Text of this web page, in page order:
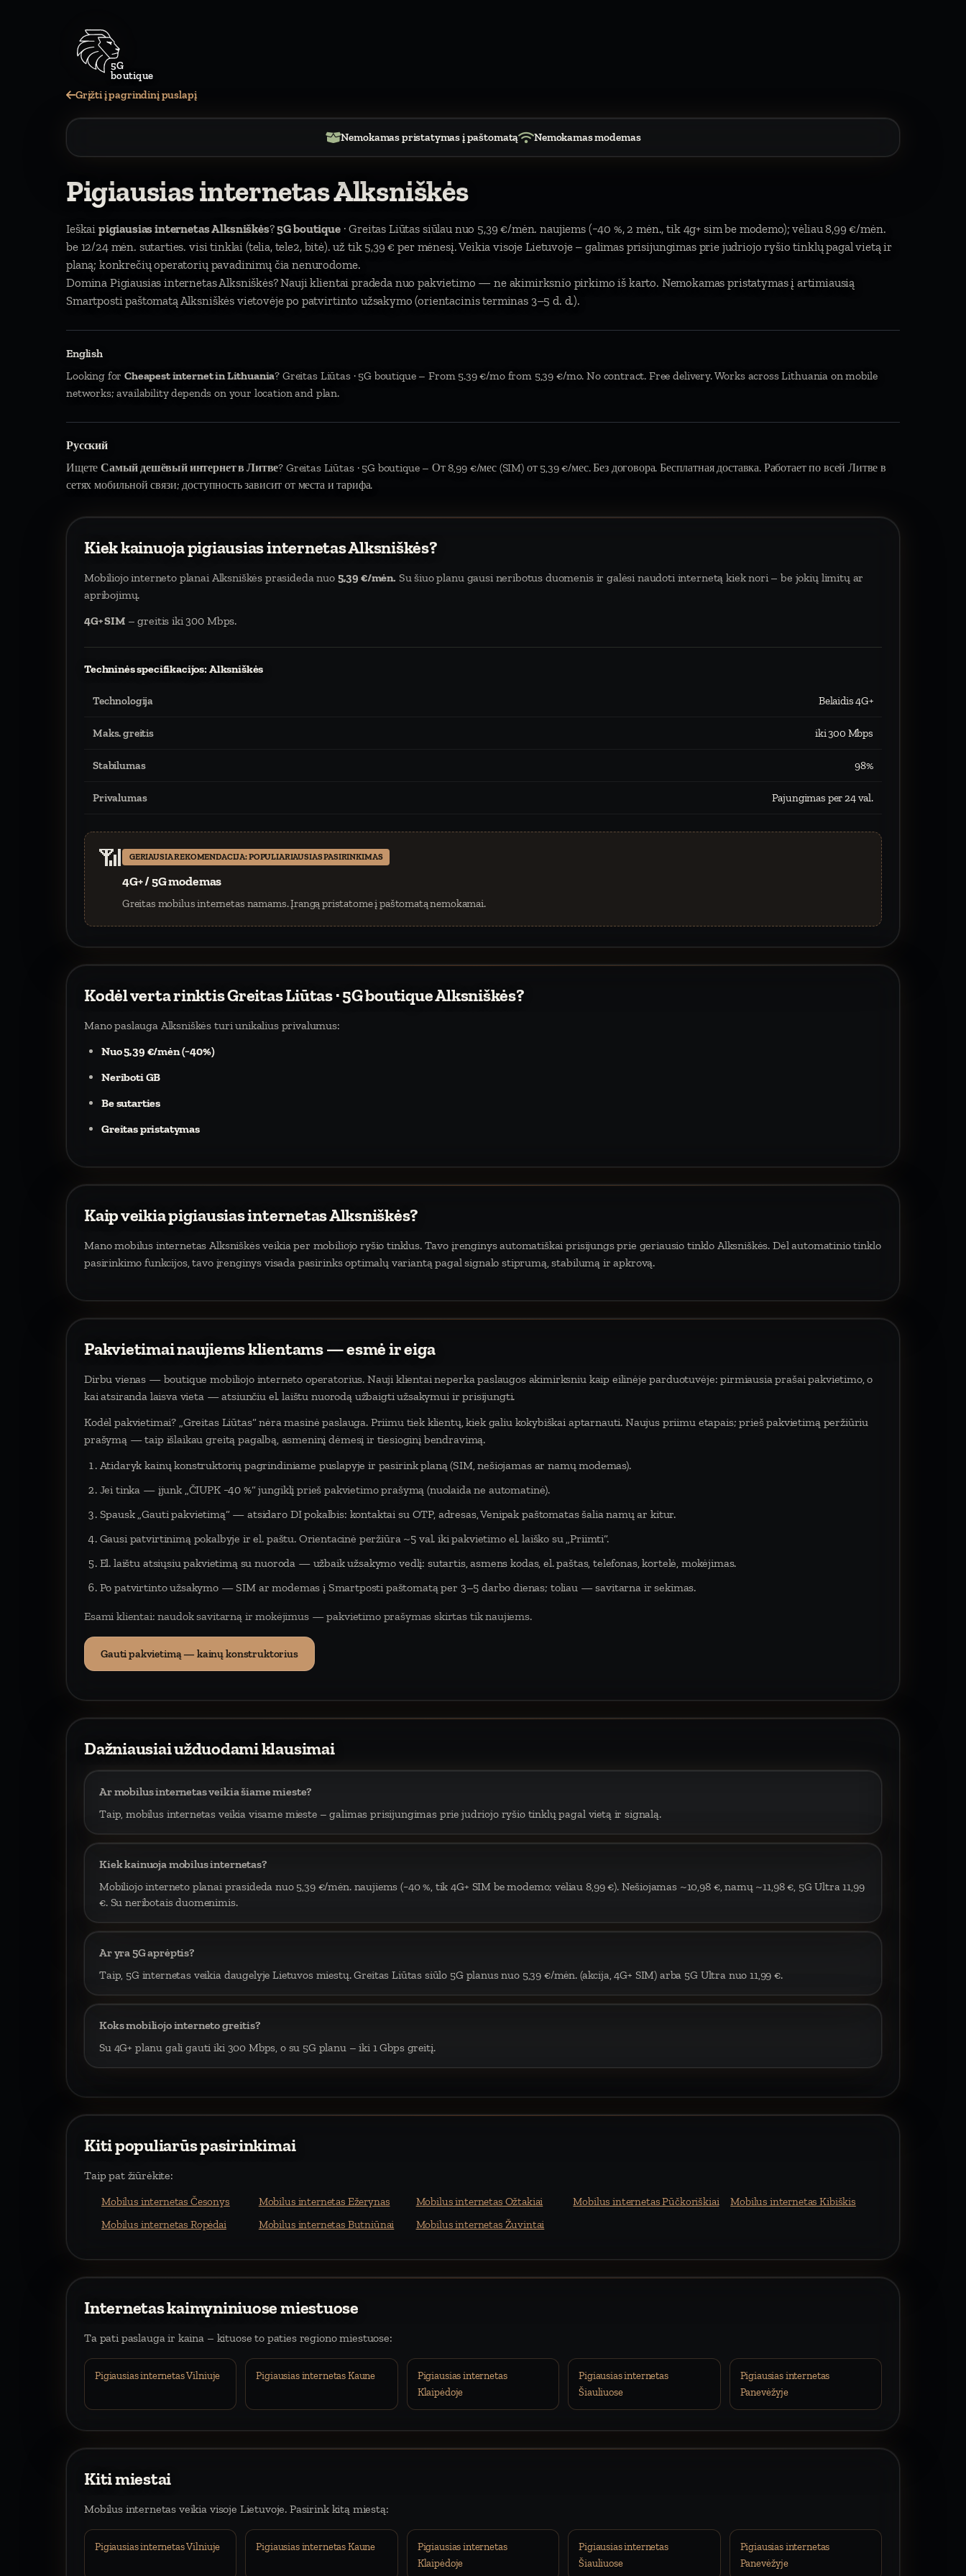
5G
boutique
Grįžti į pagrindinį puslapį
Nemokamas pristatymas į paštomatą Nemokamas modemas
Pigiausias internetas Alksniškės
Ieškai pigiausias internetas Alksniškės?5G boutique· Greitas Liūtas siūlau nuo 5,39 €/mėn. naujiems (−40 %, 2 mėn., tik 4g+ sim be modemo); vėliau 8,99 €/mėn.
be 12/24 mėn. sutarties. visi tinklai (telia, tele2, bitė). už tik 5,39 € per mėnesį. Veikia visoje Lietuvoje – galimas prisijungimas prie judriojo ryšio tinklų pagal vietą ir
planą; konkrečių operatorių pavadinimų čia nenurodome.
Domina Pigiausias internetas Alksniškės? Nauji klientai pradeda nuo pakvietimo — ne akimirksnio pirkimo iš karto. Nemokamas pristatymas į artimiausią
Smartposti paštomatą Alksniškės vietovėje po patvirtinto užsakymo (orientacinis terminas 3–5 d. d.).
English
Looking forCheapest internet in Lithuania? Greitas Liūtas · 5G boutique – From 5.39 €/mo from 5,39 €/mo. No contract. Free delivery. Works across Lithuania on mobile
networks; availability depends on your location and plan.
Русский
ИщетеСамый дешёвый интернет в Литве? Greitas Liūtas · 5G boutique – От 8,99 €/мес (SIM) от 5,39 €/мес. Без договора. Бесплатная доставка. Работает по всей Литве в
сетях мобильной связи; доступность зависит от места и тарифа.
Kiek kainuoja pigiausias internetas Alksniškės?
Mobiliojo interneto planai Alksniškės prasideda nuo 5,39 €/mėn. Su šiuo planu gausi neribotus duomenis ir galėsi naudoti internetą kiek nori – be jokių limitų ar
apribojimų.
4G+ SIM– greitis iki 300 Mbps.
Techninės specifikacijos: Alksniškės
Technologija Belaidis 4G+
Maks. greitis iki 300 Mbps
Stabilumas 98%
Privalumas Pajungimas per 24 val.
📶 GERIAUSIA REKOMENDACIJA: POPULIARIAUSIAS PASIRINKIMAS
4G+ / 5G modemas
Greitas mobilus internetas namams. Įrangą pristatome į paštomatą nemokamai.
Kodėl verta rinktis Greitas Liūtas · 5G boutique Alksniškės?
Mano paslauga Alksniškės turi unikalius privalumus:
Nuo 5,39 €/mėn (−40%)
Neriboti GB
Be sutarties
Greitas pristatymas
Kaip veikia pigiausias internetas Alksniškės?
Mano mobilus internetas Alksniškės veikia per mobiliojo ryšio tinklus. Tavo įrenginys automatiškai prisijungs prie geriausio tinklo Alksniškės. Dėl automatinio tinklo
pasirinkimo funkcijos, tavo įrenginys visada pasirinks optimalų variantą pagal signalo stiprumą, stabilumą ir apkrovą.
Pakvietimai naujiems klientams — esmė ir eiga
Dirbu vienas — boutique mobiliojo interneto operatorius. Nauji klientai neperka paslaugos akimirksniu kaip eilinėje parduotuvėje: pirmiausia prašai pakvietimo, o
kai atsiranda laisva vieta — atsiunčiu el. laištu nuorodą užbaigti užsakymui ir prisijungti.
Kodėl pakvietimai? „Greitas Liūtas“ nėra masinė paslauga. Priimu tiek klientų, kiek galiu kokybiškai aptarnauti. Naujus priimu etapais; prieš pakvietimą peržiūriu
prašymą — taip išlaikau greitą pagalbą, asmeninį dėmesį ir tiesioginį bendravimą.
Atidaryk kainų konstruktorių pagrindiniame puslapyje ir pasirink planą (SIM, nešiojamas ar namų modemas).
Jei tinka — įjunk „ČIUPK −40 %“ jungiklį prieš pakvietimo prašymą (nuolaida ne automatinė).
Spausk „Gauti pakvietimą“ — atsidaro DI pokalbis: kontaktai su OTP, adresas, Venipak paštomatas šalia namų ar kitur.
Gausi patvirtinimą pokalbyje ir el. paštu. Orientacinė peržiūra ~5 val. iki pakvietimo el. laiško su „Priimti“.
El. laištu atsiųsiu pakvietimą su nuoroda — užbaik užsakymo vedlį: sutartis, asmens kodas, el. paštas, telefonas, kortelė, mokėjimas.
Po patvirtinto užsakymo — SIM ar modemas į Smartposti paštomatą per 3–5 darbo dienas; toliau — savitarna ir sekimas.
Esami klientai: naudok savitarną ir mokėjimus — pakvietimo prašymas skirtas tik naujiems.
Gauti pakvietimą — kainų konstruktorius
Dažniausiai užduodami klausimai
Ar mobilus internetas veikia šiame mieste?
Taip, mobilus internetas veikia visame mieste – galimas prisijungimas prie judriojo ryšio tinklų pagal vietą ir signalą.
Kiek kainuoja mobilus internetas?
Mobiliojo interneto planai prasideda nuo 5,39 €/mėn. naujiems (−40 %, tik 4G+ SIM be modemo; vėliau 8,99 €). Nešiojamas ~10,98 €, namų ~11,98 €, 5G Ultra 11,99
€. Su neribotais duomenimis.
Ar yra 5G aprėptis?
Taip, 5G internetas veikia daugelyje Lietuvos miestų. Greitas Liūtas siūlo 5G planus nuo 5,39 €/mėn. (akcija, 4G+ SIM) arba 5G Ultra nuo 11,99 €.
Koks mobiliojo interneto greitis?
Su 4G+ planu gali gauti iki 300 Mbps, o su 5G planu – iki 1 Gbps greitį.
Kiti populiarūs pasirinkimai
Taip pat žiūrėkite:
Mobilus internetas Česonys Mobilus internetas Ežerynas Mobilus internetas Ožtakiai Mobilus internetas Pūčkoriškiai
Mobilus internetas Kibiškis
Mobilus internetas Ropėdai
Mobilus internetas Butniūnai Mobilus internetas Žuvintai
Internetas kaimyniniuose miestuose
Ta pati paslauga ir kaina – kituose to paties regiono miestuose:
Pigiausias internetas Vilniuje Pigiausias internetas Kaune
Pigiausias internetas
Klaipėdoje
Pigiausias internetas
Šiauliuose
Pigiausias internetas
Panevėžyje
Kiti miestai
Mobilus internetas veikia visoje Lietuvoje. Pasirink kitą miestą:
Pigiausias internetas Vilniuje Pigiausias internetas Kaune
Pigiausias internetas
Klaipėdoje
Pigiausias internetas
Šiauliuose
Pigiausias internetas
Panevėžyje